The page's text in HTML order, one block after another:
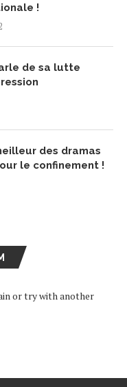
!
de sa lutte
des dramas
le confinement !
or try with another